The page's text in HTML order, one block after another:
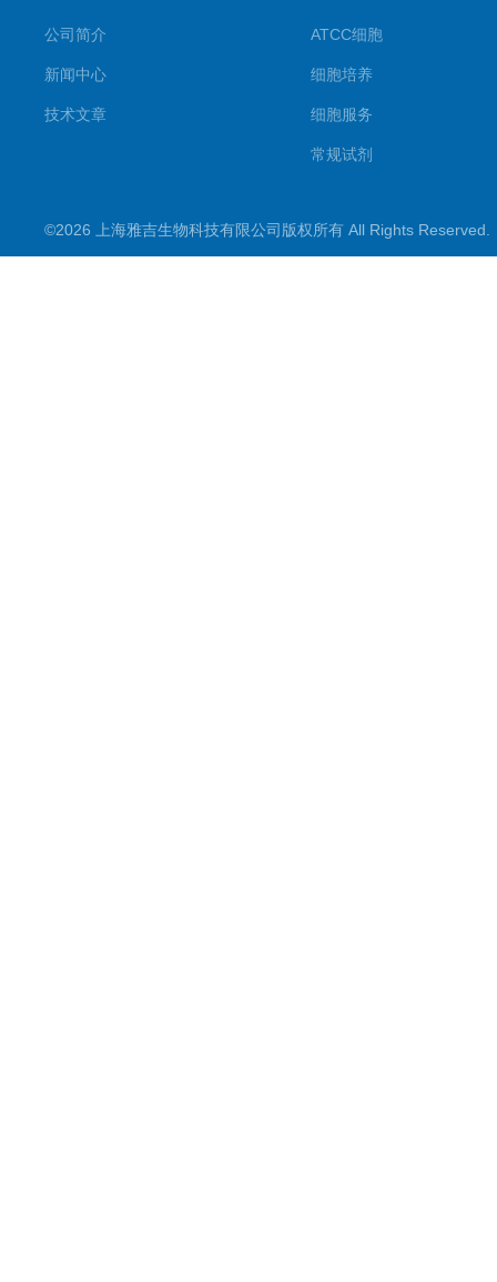
公司简介
新闻中心
技术文章
ATCC细胞
细胞培养
细胞服务
常规试剂
PCR试剂盒
©2026 上海雅吉生物科技有限公司版权所有 All Rights